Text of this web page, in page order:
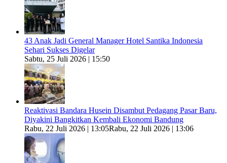
43 Anak Jadi General Manager Hotel Santika Indonesia
Sehari Sukses Digelar
Sabtu, 25 Juli 2026 | 15:50
Reaktivasi Bandara Husein Disambut Pedagang Pasar Baru,
Diyakini Bangkitkan Kembali Ekonomi Bandung
Rabu, 22 Juli 2026 | 13:05Rabu, 22 Juli 2026 | 13:06